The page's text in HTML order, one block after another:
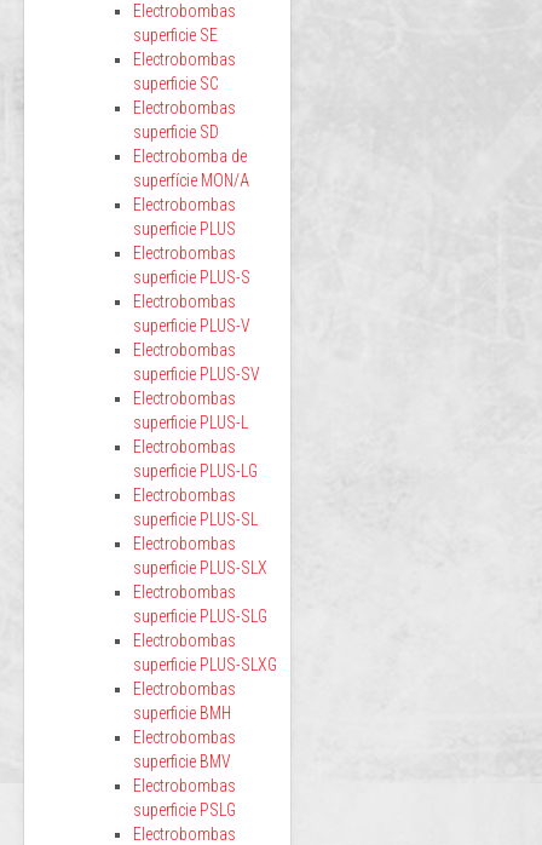
Electrobombas
superficie SE
Electrobombas
superficie SC
Electrobombas
superficie SD
Electrobomba de
superfície MON/A
Electrobombas
superficie PLUS
Electrobombas
superficie PLUS-S
Electrobombas
superficie PLUS-V
Electrobombas
superficie PLUS-SV
Electrobombas
superficie PLUS-L
Electrobombas
superficie PLUS-LG
Electrobombas
superficie PLUS-SL
Electrobombas
superficie PLUS-SLX
Electrobombas
superficie PLUS-SLG
Electrobombas
superficie PLUS-SLXG
Electrobombas
superficie BMH
Electrobombas
superficie BMV
Electrobombas
superficie PSLG
Electrobombas